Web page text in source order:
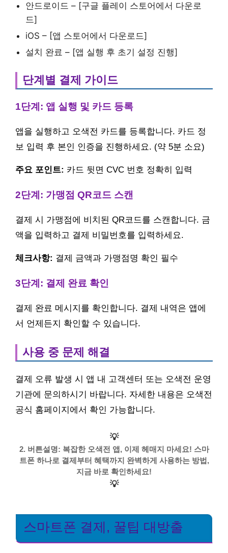
안드로이드 – [구글 플레이 스토어에서 다운로
드]
iOS – [앱 스토어에서 다운로드]
설치 완료 – [앱 실행 후 초기 설정 진행]
단계별 결제 가이드
1단계: 앱 실행 및 카드 등록
앱을 실행하고 오색전 카드를 등록합니다. 카드 정
보 입력 후 본인 인증을 진행하세요. (약 5분 소요)
주요 포인트: 카드 뒷면 CVC 번호 정확히 입력
2단계: 가맹점 QR코드 스캔
결제 시 가맹점에 비치된 QR코드를 스캔합니다. 금
액을 입력하고 결제 비밀번호를 입력하세요.
체크사항: 결제 금액과 가맹점명 확인 필수
3단계: 결제 완료 확인
결제 완료 메시지를 확인합니다. 결제 내역은 앱에
서 언제든지 확인할 수 있습니다.
사용 중 문제 해결
결제 오류 발생 시 앱 내 고객센터 또는 오색전 운영
기관에 문의하시기 바랍니다. 자세한 내용은 오색전
공식 홈페이지에서 확인 가능합니다.
💡
2. 버튼설명: 복잡한 오색전 앱, 이제 헤매지 마세요! 스마
트폰 하나로 결제부터 혜택까지 완벽하게 사용하는 방법,
지금 바로 확인하세요!
💡
스마트폰 결제, 꿀팁 대방출